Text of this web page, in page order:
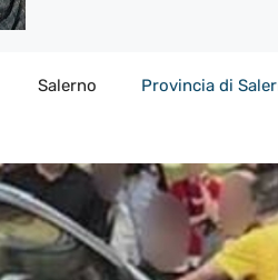
Salerno Provincia di